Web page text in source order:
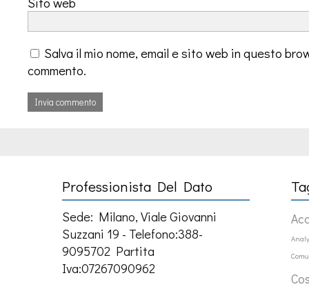
Salva il mio nome, email e sito web in questo
commento.
Professionista Del Dato
Sede: Milano, Viale Giovanni
Suzzani 19 - Telefono:388-
9095702 Partita
Iva:07267090962